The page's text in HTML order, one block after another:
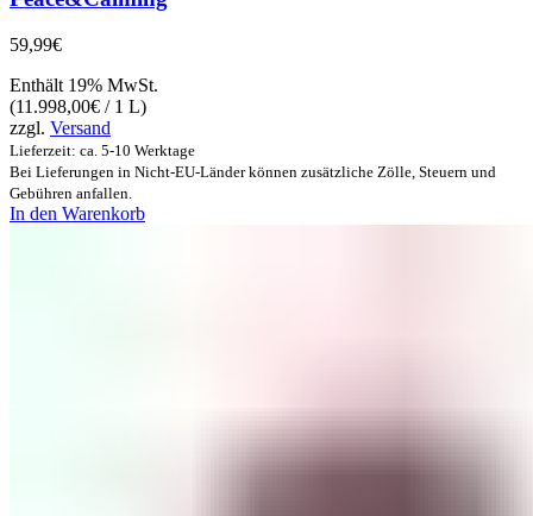
59,99€
Enthält 19% MwSt.
(11.998,00€ / 1 L)
zzgl. Versand
Lieferzeit: ca. 5-10 Werktage
Bei Lieferungen in Nicht-EU-Länder können zusätzliche Zölle, Steuern und
Gebühren anfallen.
In den Warenkorb